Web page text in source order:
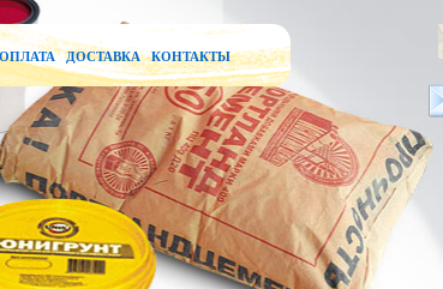
ОПЛАТА ДОСТАВКА КОНТАКТЫ